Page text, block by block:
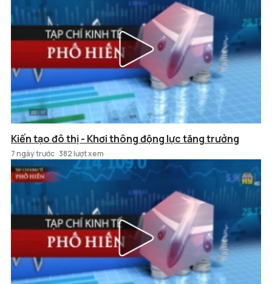
Kiến tạo đô thị - Khơi thông động lực tăng trưởng
7 ngày trước 382 lượt xem